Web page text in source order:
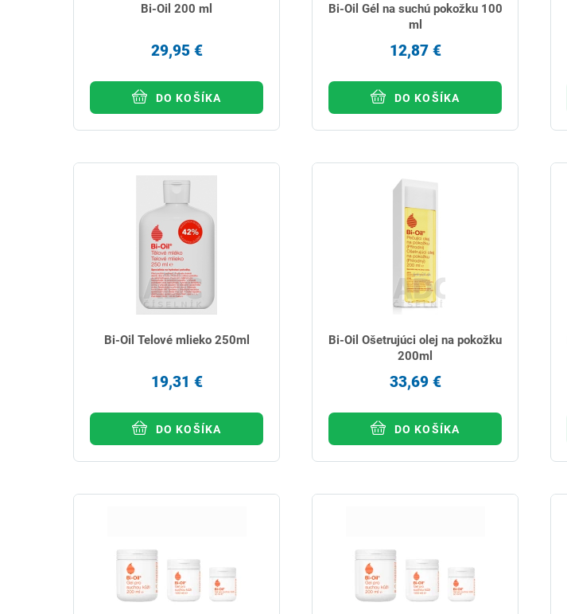
Bi-Oil 200 ml
29,95 €
DO KOŠÍKA
Bi-Oil Gél na suchú pokožku 100
ml
12,87 €
DO KOŠÍKA
Bi-Oil Telové mlieko 250ml
19,31 €
DO KOŠÍKA
Bi-Oil Ošetrujúci olej na pokožku
200ml
33,69 €
DO KOŠÍKA